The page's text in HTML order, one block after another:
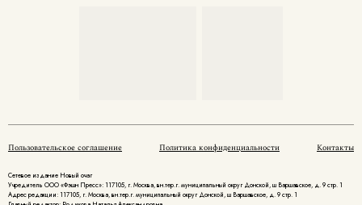
Пользовательское соглашение Политика конфиденциальности Контакты
Сетевое издание Новый очаг
Учредитель ООО «Фэшн Пресс»: 117105, г. Москва, вн.тер.г. муниципальный округ Донской, ш Варшавское, д. 9 стр. 1
Адрес редакции: 117105, г. Москва, вн.тер.г. муниципальный округ Донской, ш Варшавское, д. 9 стр. 1